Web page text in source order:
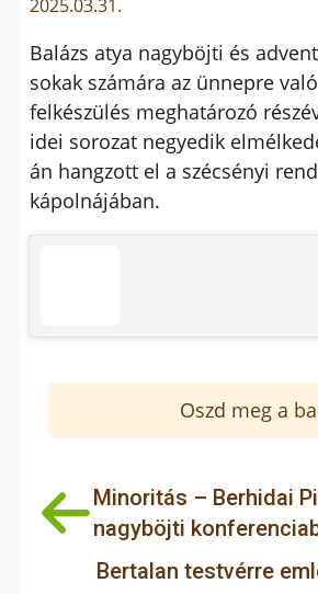
2025.03.31.
Balázs atya nagyböjti és
sokak számára az ünnepre
felkészülés meghatározó
idei sorozat negyedik
án hangzott el a szécsényi
kápolnájában.
Oszd meg a
Minoritás – Berhidai
nagyböjti
Bertalan testvérre